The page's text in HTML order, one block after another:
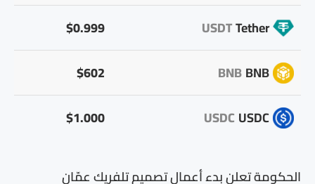
Tether
USDT
$0.999
BNB
BNB
$602
USDC
USDC
$1.000
الحكومة تعلن بدء أعمال تصميم تلفريك عمّان